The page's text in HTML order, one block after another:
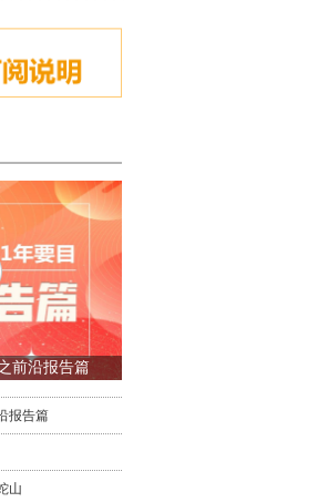
前沿报告篇
报告篇
山